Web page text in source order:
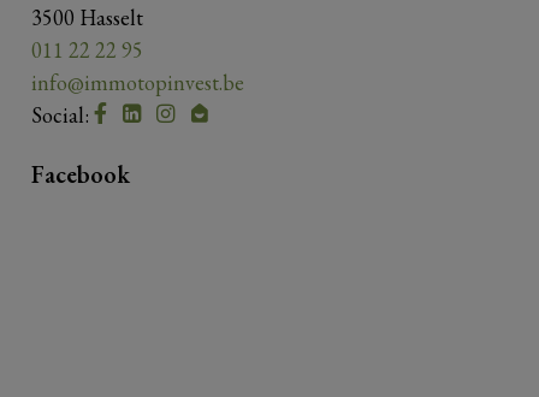
3500 Hasselt
011 22 22 95
info@immotopinvest.be
Social:
Facebook